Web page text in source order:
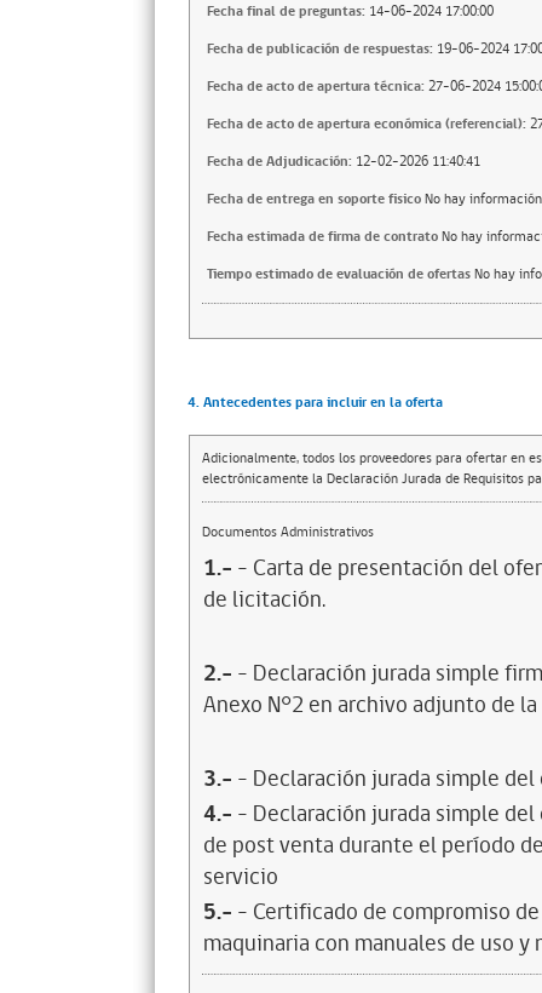
Fecha final de preguntas: 14-06-2024 17:00:00
Fecha de publicación de respuestas: 19-06-2024
Fecha de acto de apertura técnica: 27-06-2024
Fecha de acto de apertura económica (referencial):
Fecha de Adjudicación: 12-02-2026 11:40:41
Fecha de entrega en soporte fisicoNo hay información
Fecha estimada de firma de contratoNo hay
Tiempo estimado de evaluación de ofertasNo hay
4. Antecedentes para incluir en la oferta
Adicionalmente, todos los proveedores para ofertar en
electrónicamente la Declaración Jurada de Requisitos
Documentos Administrativos
1.- - Carta de presentación del
de licitación.
2.- - Declaración jurada simple
Anexo N°2 en archivo adjunto de
3.- - Declaración jurada simple
4.- - Declaración jurada simple
de post venta durante el período
servicio
5.- - Certificado de compromiso
maquinaria con manuales de uso